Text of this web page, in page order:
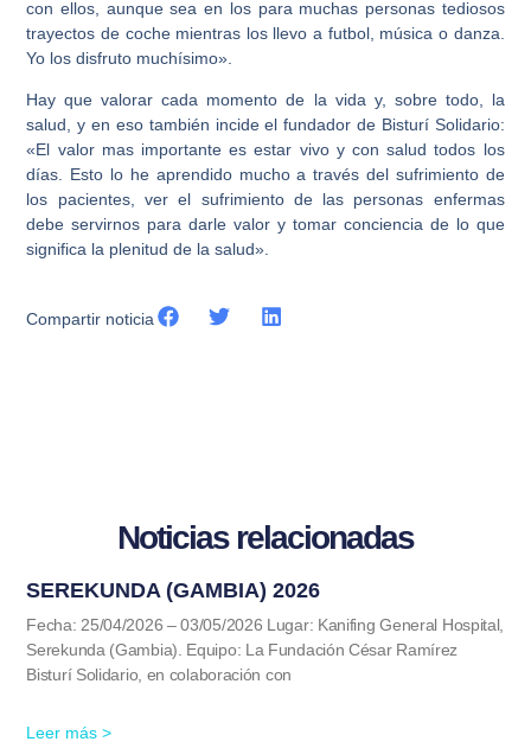
con ellos, aunque sea en los para muchas personas tediosos
trayectos de coche mientras los llevo a futbol, música o danza.
Yo los disfruto muchísimo».
Hay que valorar cada momento de la vida y, sobre todo, la
salud, y en eso también incide el fundador de Bisturí Solidario:
«El valor mas importante es estar vivo y con salud todos los
días. Esto lo he aprendido mucho a través del sufrimiento de
los pacientes, ver el sufrimiento de las personas enfermas
debe servirnos para darle valor y tomar conciencia de lo que
significa la plenitud de la salud».
Compartir noticia
Noticias relacionadas
SEREKUNDA (GAMBIA) 2026
Fecha: 25/04/2026 – 03/05/2026 Lugar: Kanifing General Hospital,
Serekunda (Gambia). Equipo: La Fundación César Ramírez
Bisturí Solidario, en colaboración con
Leer más >